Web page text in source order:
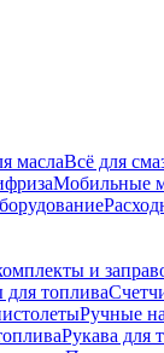
маслаВсё для
Мобильные
и
для топлива
Ручные
Рукава для